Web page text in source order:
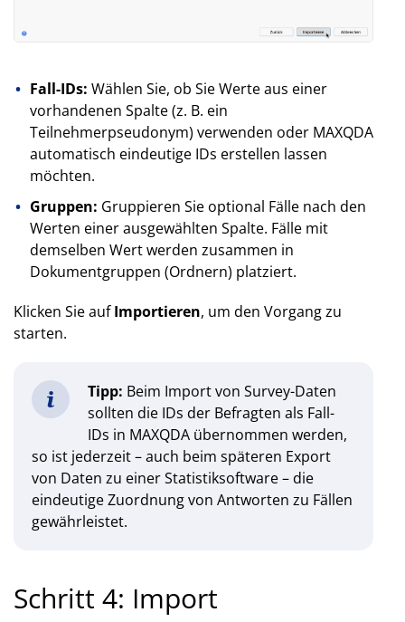
Fall-IDs: Wählen Sie, ob Sie Werte aus einer
vorhandenen Spalte (z. B. ein
Teilnehmerpseudonym) verwenden oder MAXQDA
automatisch eindeutige IDs erstellen lassen
möchten.
Gruppen: Gruppieren Sie optional Fälle nach den
Werten einer ausgewählten Spalte. Fälle mit
demselben Wert werden zusammen in
Dokumentgruppen (Ordnern) platziert.
Klicken Sie aufImportieren, um den Vorgang zu
starten.
Tipp: Beim Import von Survey-Daten
sollten die IDs der Befragten als Fall-
IDs in MAXQDA übernommen werden,
so ist jederzeit – auch beim späteren Export
von Daten zu einer Statistiksoftware – die
eindeutige Zuordnung von Antworten zu Fällen
gewährleistet.
Schritt 4: Import